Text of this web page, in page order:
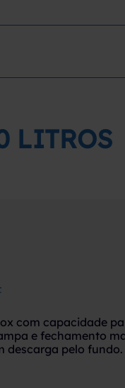
LITROS
com capacidade
e fechamento
pelo